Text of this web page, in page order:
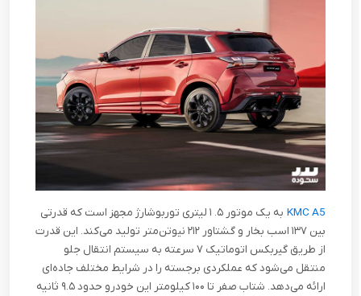
KMC A5
به یک موتور ۵. ۱ لیتری توربوشارژ مجهز است که قدرتی
بین ۱۳۷ اسب بخار و گشتاور ۲۱۲ نیوتن‌متر تولید می‌کند. این قدرت
از طریق گیربکس اتوماتیک ۷ سرعته به سیستم انتقال جلو
منتقل می‌شود که عملکردی برجسته را در شرایط مختلف جاده‌ای
ارائه می‌دهد. شتاب صفر تا ۱۰۰ کیلومتر این خودرو حدود ۹.۵ ثانیه